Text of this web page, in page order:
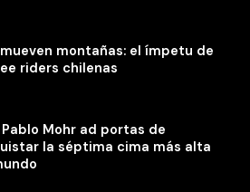
montañas: el ímpetu de
riders chilenas
Mohr ad portas de
la séptima cima más alta